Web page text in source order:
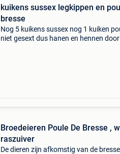
kuikens sussex legkippen en
bresse
Nog 5 kuikens sussex nog 1 kuiken
niet gesext dus hanen en hennen
Broedeieren Poule De Bresse , witte kleur ,
raszuiver
De dieren zijn afkomstig van de